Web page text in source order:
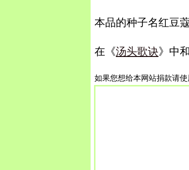
本品的种子名红豆
在《汤头歌诀》中
如果您想给本网站捐款请